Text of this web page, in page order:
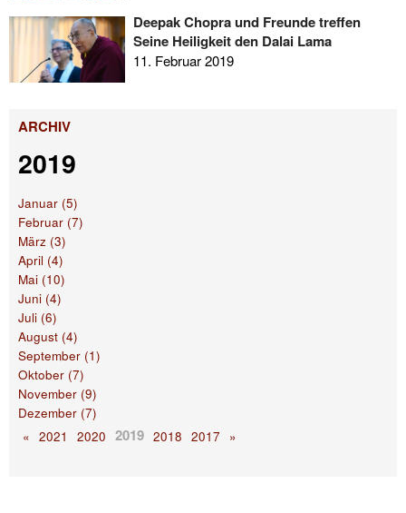
Deepak Chopra und Freunde treffen
Seine Heiligkeit den Dalai Lama
11. Februar 2019
ARCHIV
2019
Januar (5)
Februar (7)
März (3)
April (4)
Mai (10)
Juni (4)
Juli (6)
August (4)
September (1)
Oktober (7)
November (9)
Dezember (7)
« 2021 2020 2019 2018 2017 »